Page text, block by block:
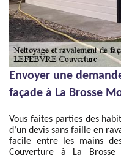
Envoyer une
façade à La Brosse
Vous faites parties des
d’un devis sans faille en
facile entre les mains des
Couverture à La